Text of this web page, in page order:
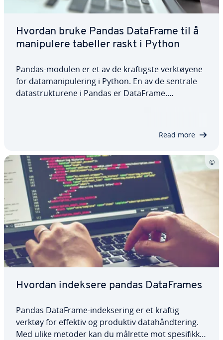
Hvordan bruke Pandas DataFrame til å
manipulere tabeller raskt i Python
Pandas-modulen er et av de kraftigste verktøyene
for datamanipulering i Python. En av de sentrale
datastrukturene i Pandas er DataFrame.
Read more
Hvordan indeksere pandas DataFrames
Pandas DataFrame-indeksering er et kraftig
verktøy for effektiv og produktiv datahåndtering.
Med ulike metoder kan du målrette mot spesifikke